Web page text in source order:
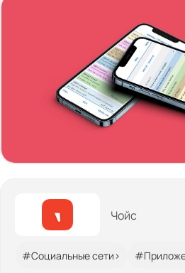
Чойс
#Социальные сети>